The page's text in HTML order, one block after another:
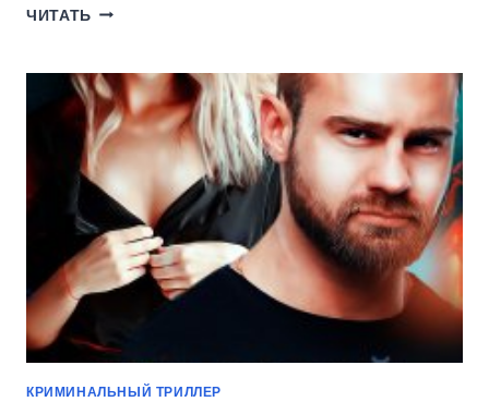
ЧИТАТЬ ПЛОХОЙ
ОРЛОВА)
КРИМИНАЛЬНЫЙ ТРИЛЛЕР